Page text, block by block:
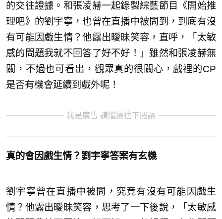
的交往證據。和張凌赫一起錄製綜藝節目《開始推
理吧》的劉宇寧，也曾在直播中被問到，到底有沒
有可能因戲生情？他露出曖昧笑容，直呼，「太敏
感的問題我就不回答了好不好！」雖然和張凌赫無
關，不過也可看出，觀眾真的很關心，戲裡的CP
是否有機會延續到戲外呢！
我是廣告 請繼續往下閱讀
真的會因戲生情？劉宇寧答案有玄機
劉宇寧曾在直播中被問，究竟有沒有可能因戲生
情？他露出曖昧笑容，思考了一下後說，「太敏感